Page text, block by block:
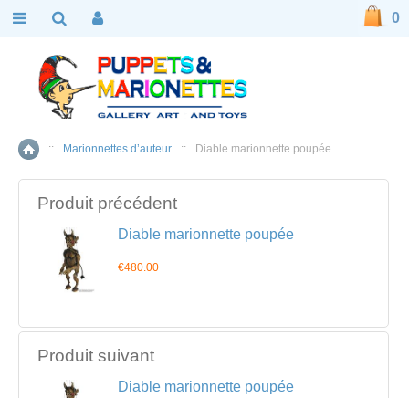
Accueil
:: Marionnettes d’auteur :: Diable marionnette poupée
Produit précédent
Diable marionnette poupée
€480.00
Produit suivant
Diable marionnette poupée
0